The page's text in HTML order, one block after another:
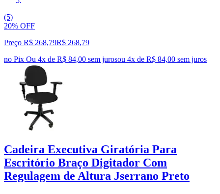
(5)
20% OFF
Preço R$ 268,79R$ 268,79
no Pix Ou 4x de R$ 84,00 sem jurosou 4x de R$ 84,00 sem juros
Cadeira Executiva Giratória Para
Escritório Braço Digitador Com
Regulagem de Altura Jserrano Preto